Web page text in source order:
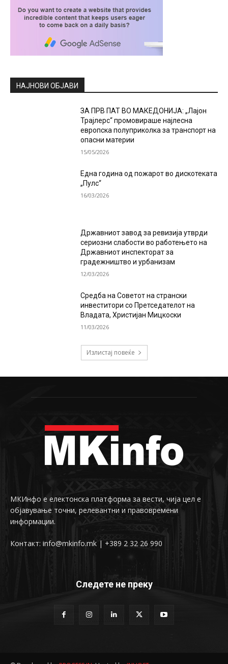
НАЈНОВИ ОБЈАВИ
ЗА ПРВ ПАТ ВО МАКЕДОНИЈА: „Лајон
Трајлерс“ промовираше најлесна
европска полуприколка за транспорт на
опасни материи
15/05/2026
Една година од пожарот во дискотеката
„Пулс“
16/03/2026
Државниот завод за ревизија утврди
сериозни слабости во работењето на
Државниот инспекторат за
градежништво и урбанизам
12/03/2026
Средба на Советот на странски
инвеститори со Претседателот на
Владата, Христијан Мицкоски
11/03/2026
Излистај повеќе
МКИнфо е електонска платформа за вести, чија цел е
објавување точни, релевантни и правовремени
информации.
Контакт: info@mkinfo.mk | +389 2 32 26 990
Следете не преку